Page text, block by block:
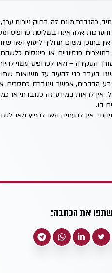
אלה אינה בשליטת פרופיט
משום תחליף לייעוץ ו/או
פנסיוניים או פיננסים
הסקירה – ו/או לפרופיט עשוי
בעבר כדי להעיד על תשואות
הדברים, אפשר ויתבררו כחסרים או
אין לראות במידע זה כעובדתי או
בו.
אין להעתיק ו/או להפיץ ו/או
שתפו את הכתבה: